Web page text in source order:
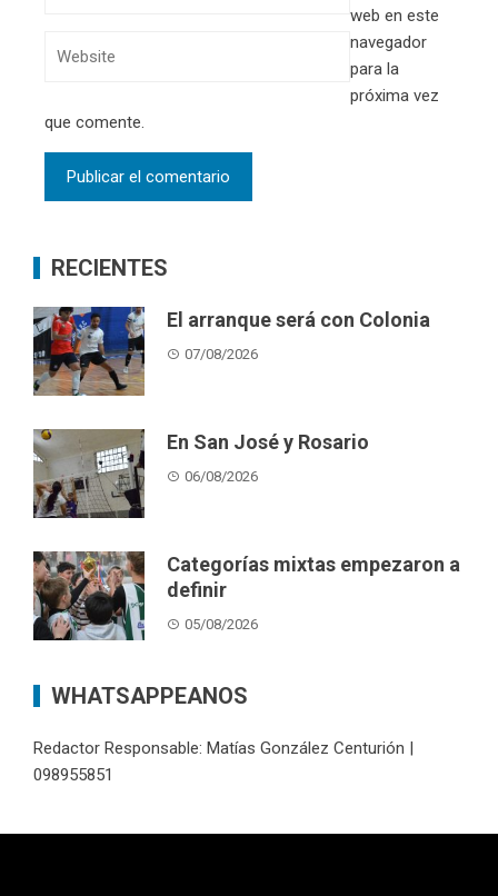
web en este
navegador
para la
próxima vez
que comente.
RECIENTES
El arranque será con Colonia
07/08/2026
En San José y Rosario
06/08/2026
Categorías mixtas empezaron a
definir
05/08/2026
WHATSAPPEANOS
Redactor Responsable: Matías González Centurión |
098955851